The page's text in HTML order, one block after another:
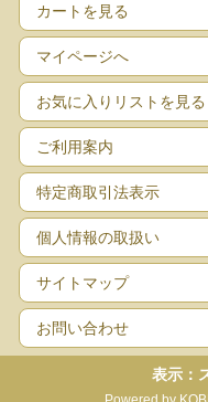
カートを見る
マイページへ
お気に入りリストを見る
ご利用案内
特定商取引法表示
個人情報の取扱い
サイトマップ
お問い合わせ
表示：